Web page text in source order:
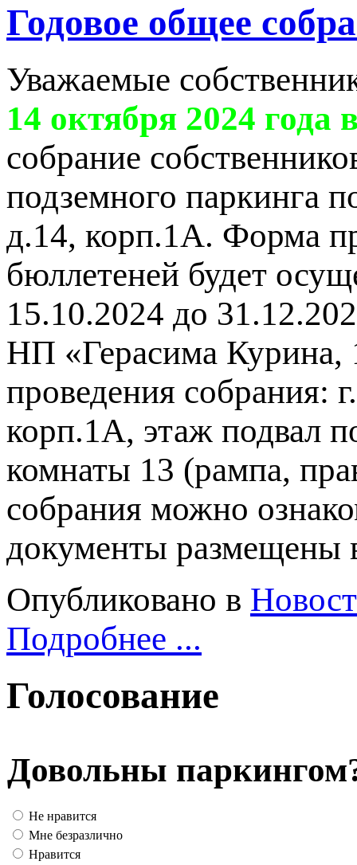
Годовое общее
Уважаемые
14 октября 2024 года
собрание
подземного паркинга
д.14, корп.1А. Форма
бюллетеней будет
15.10.2024 до
НП «Герасима
проведения собрания:
корп.1А, этаж подвал
комнаты 13 (рампа,
собрания можно
документы размещены
Опубликовано в
Подробнее ...
Голосование
Довольны
Не нравится
Мне безразлично
Нравится